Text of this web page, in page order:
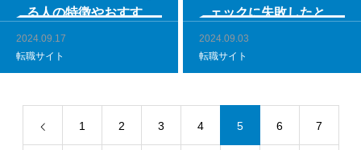
る人の特徴やおすすめ
転職サービスを徹底解
説
2024.09.17
転職サイト
ェックに失敗したとき
の対処法も解説
2024.09.03
転職サイト
1 2 3 4 5 6 7